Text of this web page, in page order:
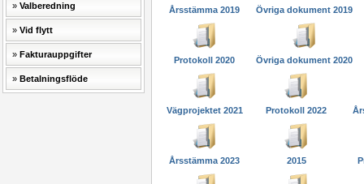
Valberedning
Vid flytt
Fakturauppgifter
Betalningsflöde
Årsstämma 2019 Övriga dokument 2019
Protokoll 2020 Övriga dokument 2020
Vägprojektet 2021 Protokoll 2022
Årsstämma 2023 2015